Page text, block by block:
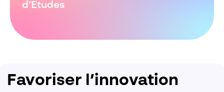
d’Etudes
Favoriser l’innovation